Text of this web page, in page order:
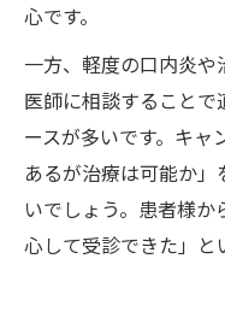
心です。
一方、軽度の口内炎
医師に相談すること
ースが多いです。キャ
あるが治療は可能か
いでしょう。患者様
心して受診できた」と